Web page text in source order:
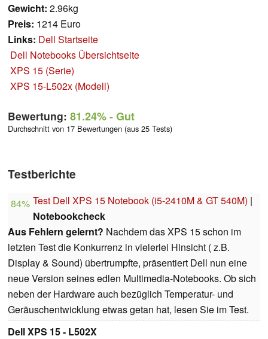
Gewicht: 2.96kg
Preis: 1214 Euro
Links: Dell Startseite
Dell Notebooks Übersichtseite
XPS 15 (Serie)
XPS 15-L502x (Modell)
Bewertung: 81.24%- Gut
Durchschnitt von 17 Bewertungen (aus 25 Tests)
Testberichte
84% Test Dell XPS 15 Notebook (i5-2410M & GT 540M) |
Notebookcheck
Aus Fehlern gelernt? Nachdem das XPS 15 schon im
letzten Test die Konkurrenz in vielerlei Hinsicht ( z.B.
Display & Sound) übertrumpfte, präsentiert Dell nun eine
neue Version seines edlen Multimedia-Notebooks. Ob sich
neben der Hardware auch bezüglich Temperatur- und
Geräuschentwicklung etwas getan hat, lesen Sie im Test.
Dell XPS 15 - L502X